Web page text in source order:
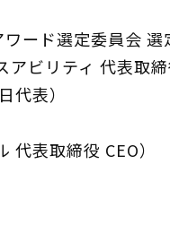
ード選定委員会 選
ビリティ 代表取締
代表）
表取締役 CEO）